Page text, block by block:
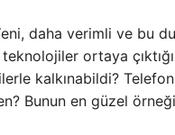
daha verimli ve bu
ortaya
kalkınabildi?
Bunun en güzel